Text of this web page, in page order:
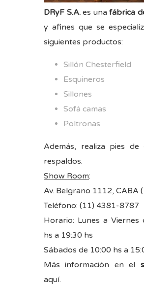
DRyF S.A.es una fábrica
y afines que se
siguientes productos:
Sillón Chesterfield
Esquineros
Sillones
Sofá camas
Poltronas
Además, realiza pies de
respaldos.
Show Room:
Av. Belgrano 1112, CABA
Teléfono: (11) 4381-8787
Horario: Lunes a Viernes
hs a 19:30 hs
Sábados de 10:00 hs a
Más información en el
aquí.